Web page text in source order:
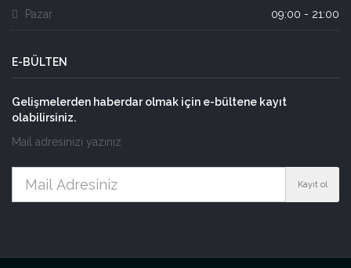
Pazar 09:00 - 21:00
E-BÜLTEN
Gelişmelerden haberdar olmak için e-bültene kayıt
olabilirsiniz.
Mail adresinizi yazınız
Kayıt ol